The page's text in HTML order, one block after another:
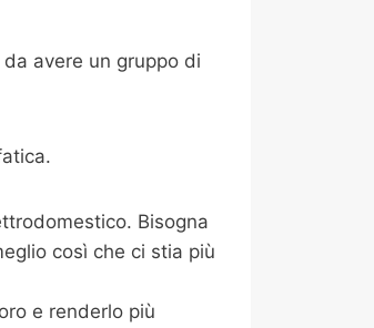
avere un gruppo di
Bisogna
così che ci stia più
e renderlo più